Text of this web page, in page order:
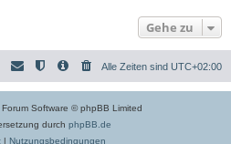
Gehe zu
Alle Zeiten sind UTC+02:00
Software © phpBB Limited
durch phpBB.de
| Nutzungsbedingungen